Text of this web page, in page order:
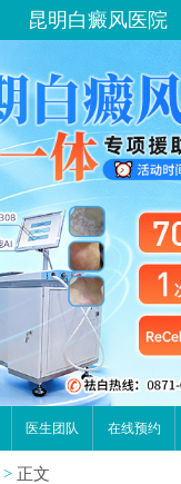
昆明白癜风医院
医生团队 在线预约
> 正文